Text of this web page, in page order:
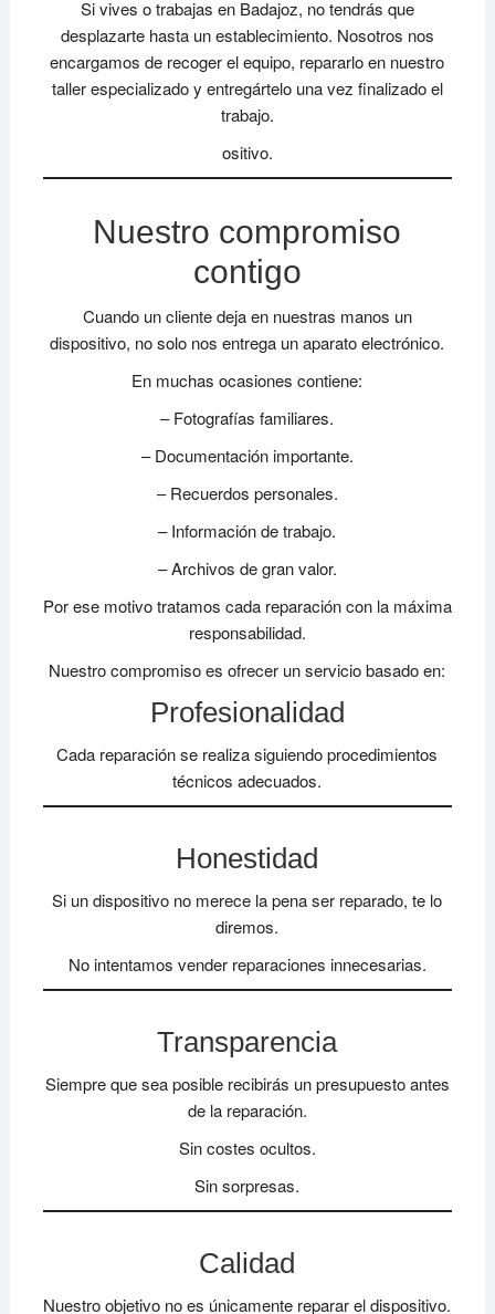
Si vives o trabajas en Badajoz, no tendrás que
desplazarte hasta un establecimiento. Nosotros nos
encargamos de recoger el equipo, repararlo en nuestro
taller especializado y entregártelo una vez finalizado el
trabajo.
ositivo.
Nuestro compromiso
contigo
Cuando un cliente deja en nuestras manos un
dispositivo, no solo nos entrega un aparato electrónico.
En muchas ocasiones contiene:
– Fotografías familiares.
– Documentación importante.
– Recuerdos personales.
– Información de trabajo.
– Archivos de gran valor.
Por ese motivo tratamos cada reparación con la máxima
responsabilidad.
Nuestro compromiso es ofrecer un servicio basado en:
Profesionalidad
Cada reparación se realiza siguiendo procedimientos
técnicos adecuados.
Honestidad
Si un dispositivo no merece la pena ser reparado, te lo
diremos.
No intentamos vender reparaciones innecesarias.
Transparencia
Siempre que sea posible recibirás un presupuesto antes
de la reparación.
Sin costes ocultos.
Sin sorpresas.
Calidad
Nuestro objetivo no es únicamente reparar el dispositivo.